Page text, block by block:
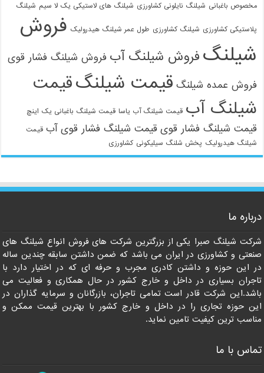
مخصوص باغبانی شیلنگ نایلونی کشاورزی شیلنگ های لاستیکی یک لا سیم شیلنگ
پلاستیکی کشاورزی شیلنگ کشاورزی طول عمر شیلنگ هیدرولیک فروش
شیلنگ فروش شیلنگ آب فروش شیلنگ فشار قوی
فروش عمده شیلنگ قیمت شیلنگقیمت
شیلنگ آب قیمت شیلنگ آب یاسا قیمت شیلنگ باغبانی یک اینچ
قیمت شیلنگ فشار قوی قیمت شیلنگ فشار قوی آب قیمت
شیلنگ هیدرولیک پخش شلنگ سیلیکونی کشاورزی
درباره ما
شرکت شیلنگ صبرا یکی از بزرگترین شرکت های فروش انواع شیلنگ های
صنعتی و کشاورزی در ایران می باشد که ضمن داشتن سابقه چندین ساله
در این حوزه و داشتن کادری مجرب و حرفه ای که در اختیار دارد با
تاجران بسیاری در داخل و خارج کشور در حال همکاری و فعالیت می
باشد.این شرکت قادر است تمامی تاجران، بازرگانان و سرمایه گذاران در
این حوزه تجاری را در داخل و خارج کشور با بهترین قیمت ممکن و
مناسب ترین کیفیت تامین نماید.
تماس با ما